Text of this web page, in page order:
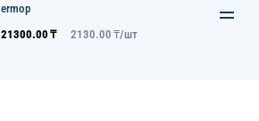
ermop
21300.00 ₸ 2130.00 ₸/шт